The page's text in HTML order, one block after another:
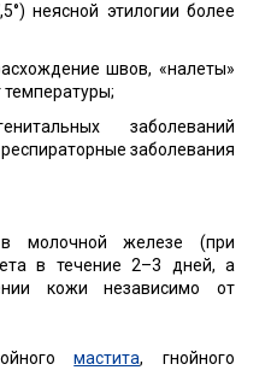
неясной этилогии более
швов, «налеты»
заболеваний
заболевания
молочной железе (при
в течение 2–3 дней, а
кожи независимо от
мастита, гнойного